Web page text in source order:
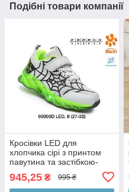
Подібні товари компанії
Кросівки LED для
хлопчика сірі з принтом
павутина та застібкою-
27-32
945,25 ₴ 995 ₴